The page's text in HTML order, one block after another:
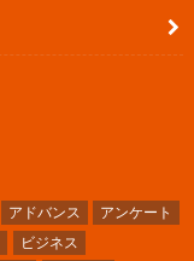
アドバンス
アンケート
ビジネス